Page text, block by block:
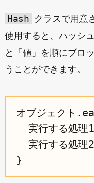
Hash クラスで用意
使用すると、ハッシ
と「値」を順にブロ
うことができます。
オブジェクト
  実行する処理1
  実行する処理2